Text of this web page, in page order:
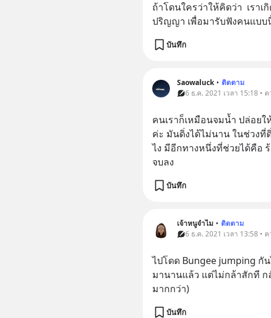
ถ้าโดนใครว่าให้คิดว่า  เรา
ปริญญา เพื่อมารับฟังคนแบบ
บันทึก
Saowaluck • ติดตาม
6 ธ.ค. 2021 เวลา 15:18 •
คนเราก็เหมือนจมน้ำ ปล่อย
ค่ะ มันดิ่งได้ไม่นาน ในช่วงที่ดิ่
ไง มีอีกทางหนึ่งที่ช่วยได้คือ
จบลง
บันทึก
เจ้าหนูจำไม • ติดตาม
6 ธ.ค. 2021 เวลา 13:58 •
ไปโดด Bungee jumping
มานานแล้ว แต่ไม่กล้าสักที ก
มากกว่า)
บันทึก